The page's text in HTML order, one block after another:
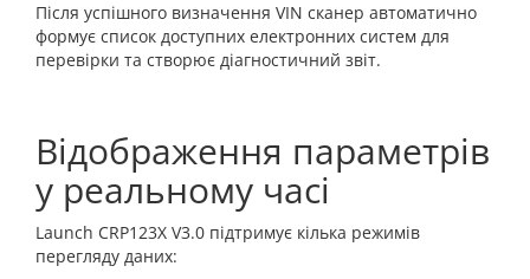
Після успішного визначення VIN сканер автоматично
формує список доступних електронних систем для
перевірки та створює діагностичний звіт.
Відображення параметрів
у реальному часі
Launch CRP123X V3.0 підтримує кілька режимів
перегляду даних: